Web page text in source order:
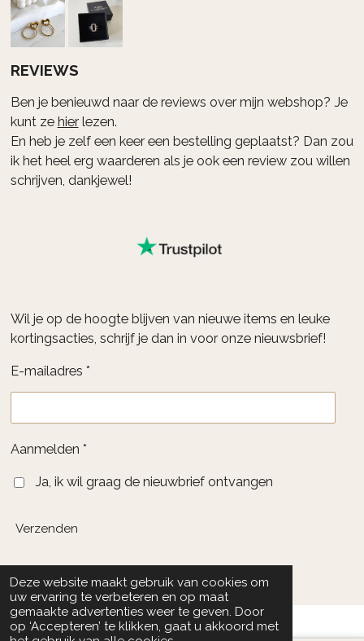
Deze website maakt gebruik van cookies om
uw ervaring te verbeteren en op maat
gemaakte advertenties weer te geven. Door
op ‘Accepteren’ te klikken, gaat u akkoord met
a
m
k
REVIEWS
Ben je benieuwd naar de reviews over mijn webshop? Je
kunt ze hierlezen.
En heb je zelf een keer een bestelling geplaatst? Dan zou
ik het heel erg waarderen als je ook een review zou willen
schrijven, dankjewel!
Wil je op de hoogte blijven van nieuwe items en leuke
kortingsacties, schrijf je dan in voor onze nieuwsbrief!
E-mailadres *
Aanmelden *
Ja, ik wil graag de nieuwbrief ontvangen
Verzenden